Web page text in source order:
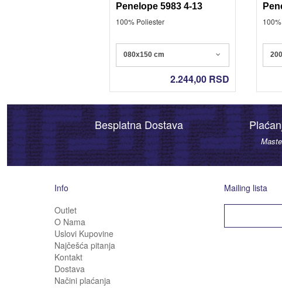
Penelope 5983 4-13
100% Poliester
080x150 cm
2.244,00 RSD
Besplatna Dostava
Info
Outlet
O Nama
Uslovi Kupovine
Najčešća pitanja
Kontakt
Dostava
Načini plaćanja
Mailing lista